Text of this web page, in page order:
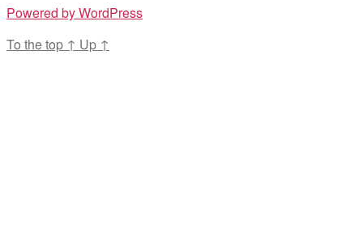
Powered by WordPress
To the top ↑ Up ↑